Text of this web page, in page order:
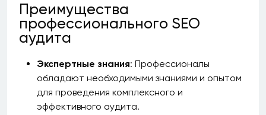
Преимущества
профессионального SEO
аудита
Экспертные знания: Профессионалы
обладают необходимыми знаниями и опытом
для проведения комплексного и
эффективного аудита.